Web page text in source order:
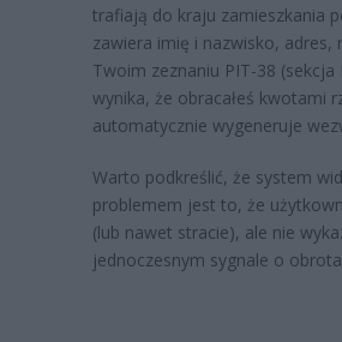
trafiają do kraju zamieszkania
zawiera imię i nazwisko, adres,
Twoim zeznaniu PIT-38 (sekcja
wynika, że obracałeś kwotami
automatycznie wygeneruje
Warto podkreślić, że system
problemem jest to, że
(lub nawet stracie), ale nie
jednoczesnym sygnale o